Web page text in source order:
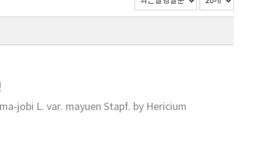
jobi L. var. mayuen Stapf. by Hericium